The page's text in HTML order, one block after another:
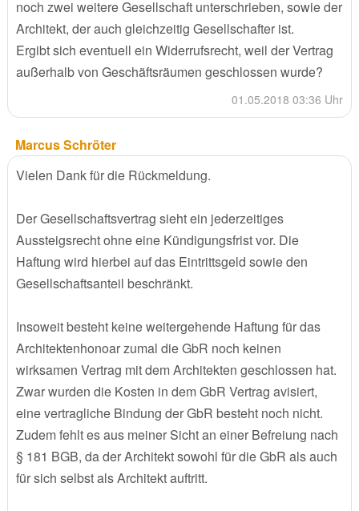
noch zwei weitere Gesellschaft unterschrieben, sowie der
Architekt, der auch gleichzeitig Gesellschafter ist.
Ergibt sich eventuell ein Widerrufsrecht, weil der Vertrag
außerhalb von Geschäftsräumen geschlossen wurde?
01.05.2018 03:36 Uhr
Marcus Schröter
Vielen Dank für die Rückmeldung.
Der Gesellschaftsvertrag sieht ein jederzeitiges
Aussteigsrecht ohne eine Kündigungsfrist vor. Die
Haftung wird hierbei auf das Eintrittsgeld sowie den
Gesellschaftsanteil beschränkt.
Insoweit besteht keine weitergehende Haftung für das
Architektenhonoar zumal die GbR noch keinen
wirksamen Vertrag mit dem Architekten geschlossen hat.
Zwar wurden die Kosten in dem GbR Vertrag avisiert,
eine vertragliche Bindung der GbR besteht noch nicht.
Zudem fehlt es aus meiner Sicht an einer Befreiung nach
§ 181 BGB, da der Architekt sowohl für die GbR als auch
für sich selbst als Architekt auftritt.